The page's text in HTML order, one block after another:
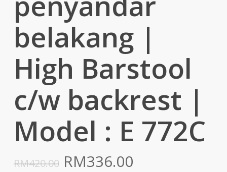
belakang |
High Barstool
c/w backrest |
Model : E 772C
RM420.00 Original
RM336.00Current